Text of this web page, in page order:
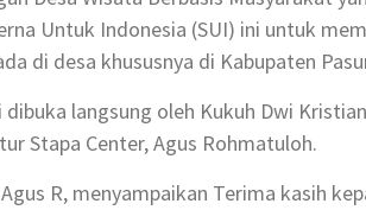
Untuk Indonesia (SUI) ini untuk
di desa khususnya di Kabupaten
langsung oleh Kukuh Dwi
Stapa Center, Agus Rohmatuloh.
R, menyampaikan Terima kasih